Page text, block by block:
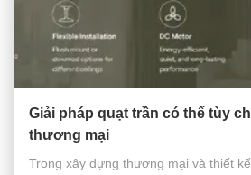
Giải pháp quạt trần có thể tùy
thương mại
Trong xây dựng thương mại và thiết